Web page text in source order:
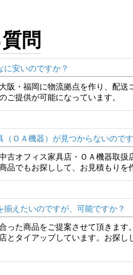
問
に安いのですか？
阪・福岡に物流拠点を作り、配
ご提供が可能になっています。
（ＯＡ機器）が見つからないので
古オフィス家具店・ＯＡ機器取
品でもお探しして、お見積もりを
揃えたいのですが、可能ですか？
った商品をご提案させて頂きま
とタイアップしています。お探